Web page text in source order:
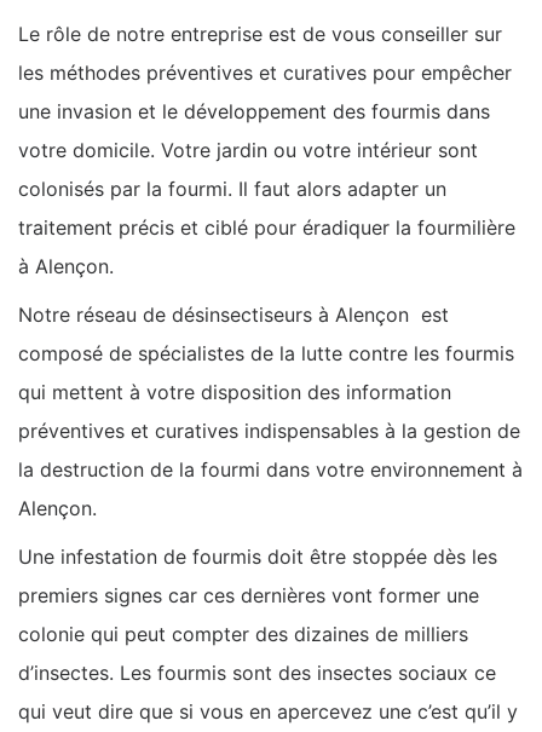
Le rôle de notre entreprise est de vous conseiller sur
les méthodes préventives et curatives pour empêcher
une invasion et le développement des fourmis dans
votre domicile. Votre jardin ou votre intérieur sont
colonisés par la fourmi. Il faut alors adapter un
traitement précis et ciblé pour éradiquer la fourmilière
à Alençon.
Notre réseau de désinsectiseurs à Alençon est
composé de spécialistes de la lutte contre les fourmis
qui mettent à votre disposition des information
préventives et curatives indispensables à la gestion de
la destruction de la fourmi dans votre environnement à
Alençon.
Une infestation de fourmis doit être stoppée dès les
premiers signes car ces dernières vont former une
colonie qui peut compter des dizaines de milliers
d’insectes. Les fourmis sont des insectes sociaux ce
qui veut dire que si vous en apercevez une c’est qu’il y